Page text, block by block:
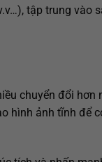
tập trung vào
chuyển đổi hơn
hình ảnh tĩnh để